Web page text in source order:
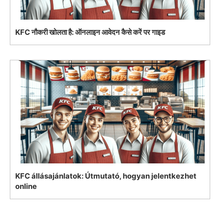
KFC नौकरी खोलता है: ऑनलाइन आवेदन कैसे करें पर गाइड
KFC állásajánlatok: Útmutató, hogyan jelentkezhet
online